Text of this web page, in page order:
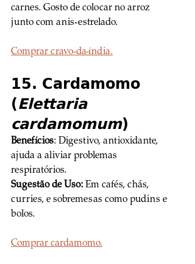
carnes. Gosto de colocar no arroz
junto com anis-estrelado.
Comprar cravo-da-índia.
15. Cardamomo
(Elettaria
cardamomum)
Benefícios: Digestivo, antioxidante,
ajuda a aliviar problemas
respiratórios.
Sugestão de Uso: Em cafés, chás,
curries, e sobremesas como pudins e
bolos.
Comprar cardamomo.